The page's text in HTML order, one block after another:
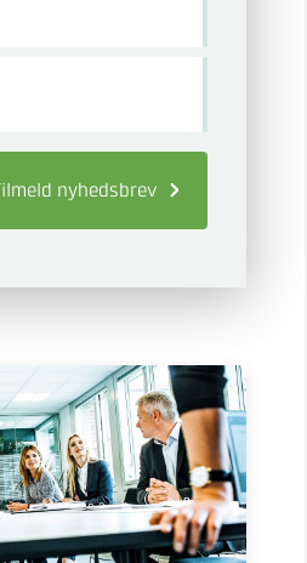
Tilmeld nyhedsbrev